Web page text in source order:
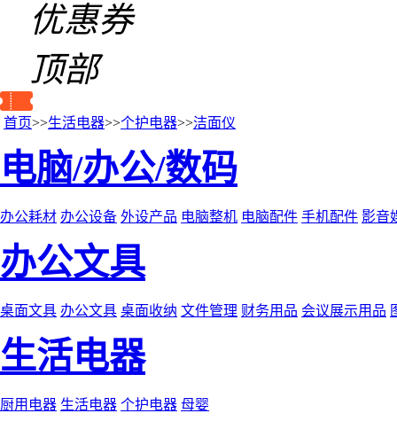
优惠券
顶部
首页>>生活电器>>个护电器>>洁面仪
电脑/办公/数码
办公耗材 办公设备 外设产品 电脑整机 电脑配件 手机配件 影音
办公文具
桌面文具 办公文具 桌面收纳 文件管理 财务用品 会议展示用品
生活电器
厨用电器 生活电器 个护电器 母婴